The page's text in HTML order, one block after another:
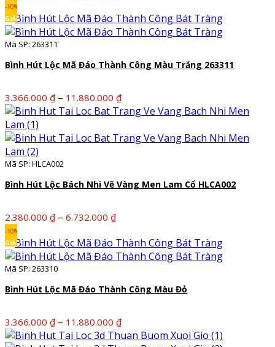
từ
3.610.000 ₫
4.940.000 ₫
-10%
GIẢM
Mã SP: 263311
Bình Hút Lộc Mã Đáo Thành Công Màu Trắng 263311
3.366.000 ₫ – 11.880.000 ₫Khoảng
giá:
3.366.000 ₫
Mã SP: HLCA002
Bình Hút Lộc Bách Nhi Vẽ Vàng Men Lam Cổ HLCA002
2.380.000 ₫ – 6.732.000 ₫Khoảng
từ
2.380.000 ₫
6.732.000 ₫
-10%
GIẢM
Mã SP: 263310
Bình Hút Lộc Mã Đáo Thành Công Màu Đỏ
3.366.000 ₫ – 11.880.000 ₫Khoảng
giá: